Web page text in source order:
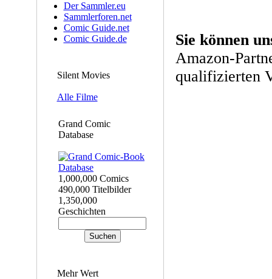
Der Sammler.eu
Sammlerforen.net
Comic Guide.net
Comic Guide.de
Silent Movies
Alle Filme
Grand Comic
Database
1,000,000 Comics
490,000 Titelbilder
1,350,000
Geschichten
Mehr Wert
Sie können
Amazon-
qualifizierten